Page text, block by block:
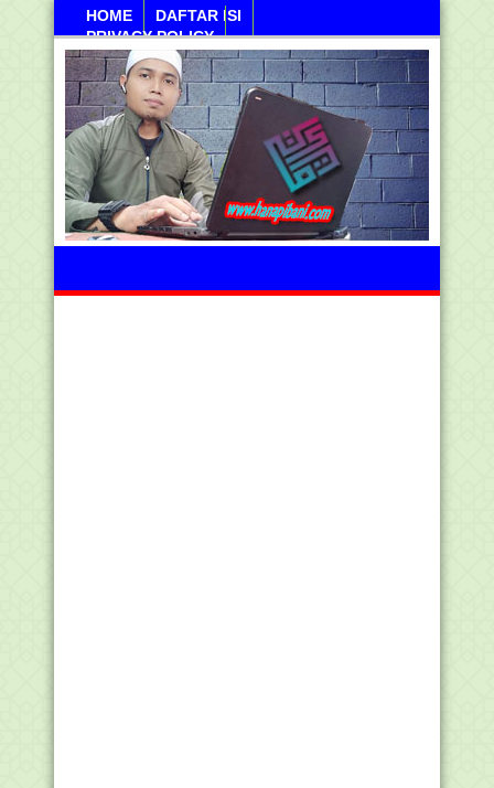
HOME
DAFTAR ISI
PRIVACY POLICY
Jumahat, 07 Agustus 2026